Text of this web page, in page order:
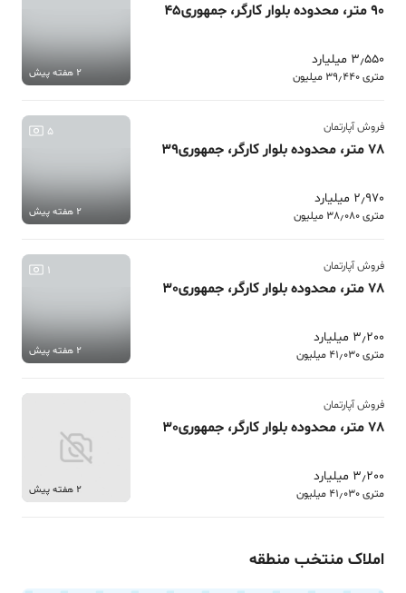
90 متر، محدوده بلوار کارگر، جمهوری45
3٫550 میلیارد
متری 39٫440 میلیون 2 هفته پیش
فروش آپارتمان
78 متر، محدوده بلوار کارگر، جمهوری39
2٫970 میلیارد
متری 38٫080 میلیون
5
2 هفته پیش
فروش آپارتمان
78 متر، محدوده بلوار کارگر، جمهوری30
3٫200 میلیارد
متری 41٫030 میلیون
1
2 هفته پیش
فروش آپارتمان
78 متر، محدوده بلوار کارگر، جمهوری30
3٫200 میلیارد
متری 41٫030 میلیون 2 هفته پیش
املاک منتخب منطقه